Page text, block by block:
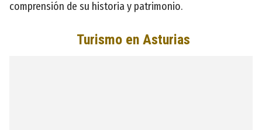
comprensión de su historia y patrimonio.